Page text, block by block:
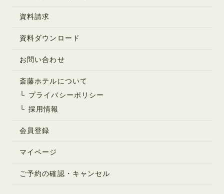
資料請求
資料ダウンロード
お問い合わせ
斎藤ホテルについて
プライバシーポリシー
採用情報
会員登録
マイページ
ご予約の確認・キャンセル